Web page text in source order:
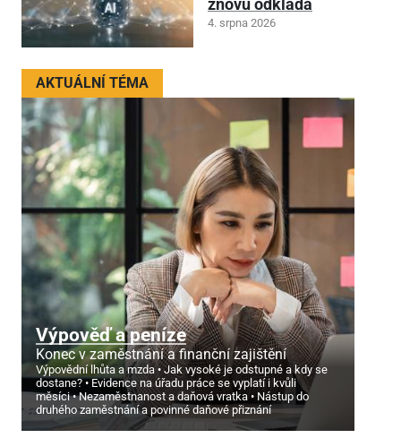
znovu odkládá
4. srpna 2026
AKTUÁLNÍ TÉMA
Výpověď a peníze
Konec v zaměstnání a finanční zajištění
Výpovědní lhůta a mzda
Jak vysoké je odstupné a kdy se
dostane?
Evidence na úřadu práce se vyplatí i kvůli
měsíci
Nezaměstnanost a daňová vratka
Nástup do
druhého zaměstnání a povinné daňové přiznání